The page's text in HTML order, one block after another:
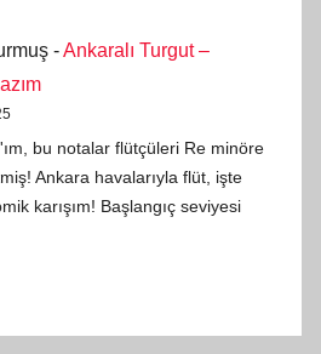
-Ankaralı Turgut –
bu notalar flütçüleri Re minöre
Ankara havalarıyla flüt, işte
karışım! Başlangıç seviyesi